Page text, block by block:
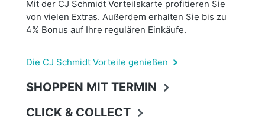
Mit der CJ Schmidt Vorteilskarte profitieren Sie
von vielen Extras. Außerdem erhalten Sie bis zu
4% Bonus auf Ihre regulären Einkäufe.
Die CJ Schmidt Vorteile genießen
SHOPPEN MIT TERMIN
CLICK & COLLECT